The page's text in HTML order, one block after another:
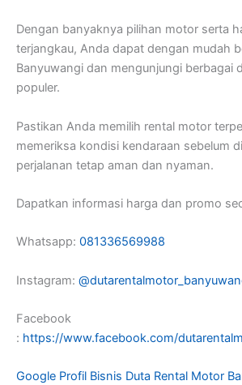
Dengan banyaknya pilihan motor serta
terjangkau, Anda dapat dengan mudah
Banyuwangi dan mengunjungi berbagai
populer.
Pastikan Anda memilih rental motor
memeriksa kondisi kendaraan sebelum
perjalanan tetap aman dan nyaman.
Dapatkan informasi harga dan promo
Whatsapp: 081336569988
Instagram:
Facebook
: https://www.facebook.com/
Google Profil Bisnis Duta Rental Motor